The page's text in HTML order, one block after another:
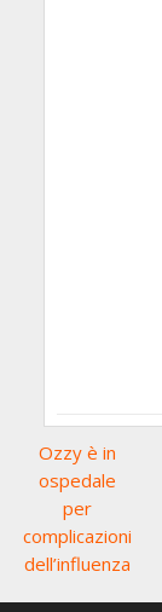
Ozzy è in
ospedale
per
complicazioni
dell’influenza